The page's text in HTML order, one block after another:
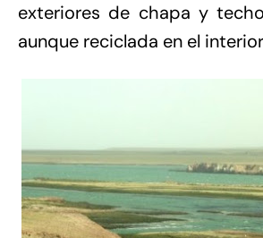
exteriores de chapa y
aunque reciclada en el